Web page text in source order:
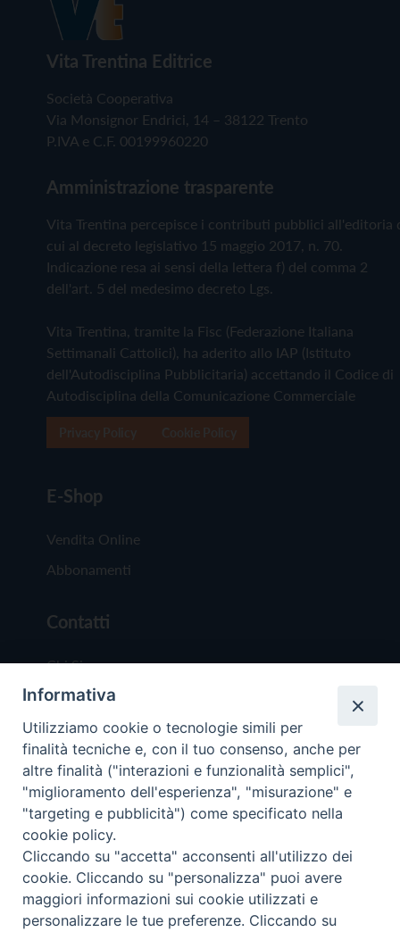
Vita Trentina Editrice
Società Cooperativa
Via Monsignor Endrici, 14 – 38122 Trento
P.IVA e C.F. 00199960220
Amministrazione trasparente
Vita Trentina percepisce i contributi pubblici all'editoria
cui al decreto legislativo 15 maggio 2017, n. 70.
Indicazione resa ai sensi della lettera f) del comma 2
dell'art. 5 del medesimo decreto Lgs.
Vita Trentina, tramite la Fisc (Federazione Italiana
Settimanali Cattolici), ha aderito allo IAP (Istituto
dell'Autodisciplina Pubblicitaria) accettando il Codice di
Autodisciplina della Comunicazione Commerciale
E-Shop
Vendita Online
Abbonamenti
Contatti
Chi Siamo
Redazione
Scrivici
Copyright © 2019 - Tutti i diritti riservati - Vita
Trentina Editrice
Privacy Policy
Informativa
Utilizziamo cookie o tecnologie simili per
finalità tecniche e, con il tuo consenso, anche per
altre finalità ("interazioni e funzionalità semplici",
"miglioramento dell'esperienza", "misurazione" e
"targeting e pubblicità") come specificato nella
cookie policy.
Cliccando su "accetta" acconsenti all'utilizzo dei
cookie. Cliccando su "personalizza" puoi avere
maggiori informazioni sui cookie utilizzati e
personalizzare le tue preferenze. Cliccando su